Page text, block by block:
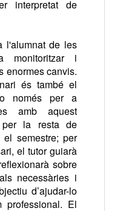
interpretat de
l'alumnat de les
monitoritzar i
enormes canvis.
és també el
només per a
amb aquest
per la resta de
semestre; per
el tutor guiarà
sobre
necessàries i
d’ajudar-lo
professional. El